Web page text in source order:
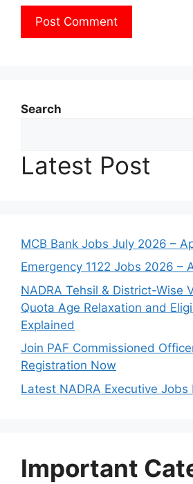
Search
Latest Post
MCB Bank Jobs July 2026 –
Emergency 1122 Jobs 2026 –
NADRA Tehsil & District-Wise
Quota Age Relaxation and
Explained
Join PAF Commissioned
Registration Now
Latest NADRA Executive Jobs
Important